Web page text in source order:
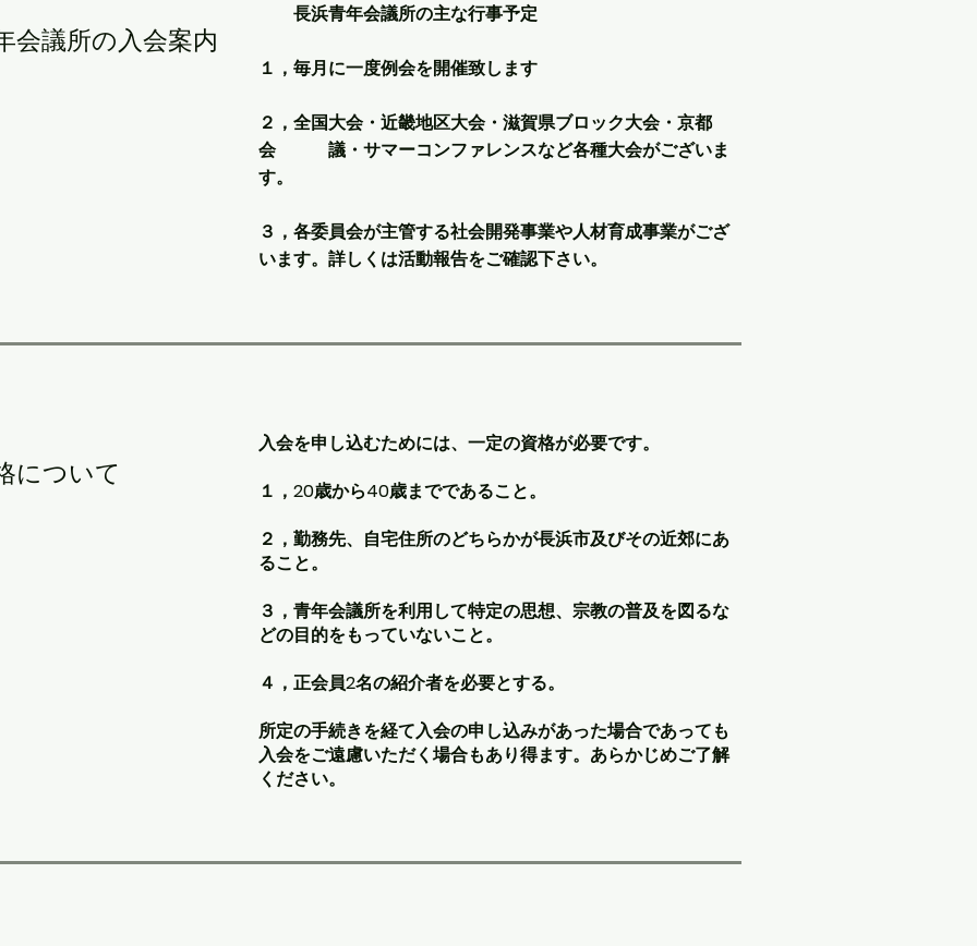
会議所の入会案内
長浜青年会議所の主な行事予定
１，毎月に一度例会を開催致します
２，全国大会・近畿地区大会・滋賀県ブロック大会・京都
会 議・サマーコンファレンスなど各種大会がございま
す。
３，各委員会が主管する社会開発事業や人材育成事業がござ
います。詳しくは活動報告をご確認下さい。
について
入会を申し込むためには、一定の資格が必要です。
１，20歳から40歳までであること。
２，勤務先、自宅住所のどちらかが長浜市及びその近郊にあ
ること。
３，青年会議所を利用して特定の思想、宗教の普及を図るな
どの目的をもっていないこと。
４，正会員2名の紹介者を必要とする。
所定の手続きを経て入会の申し込みがあった場合であっても
入会をご遠慮いただく場合もあり得ます。あらかじめご了解
ください。